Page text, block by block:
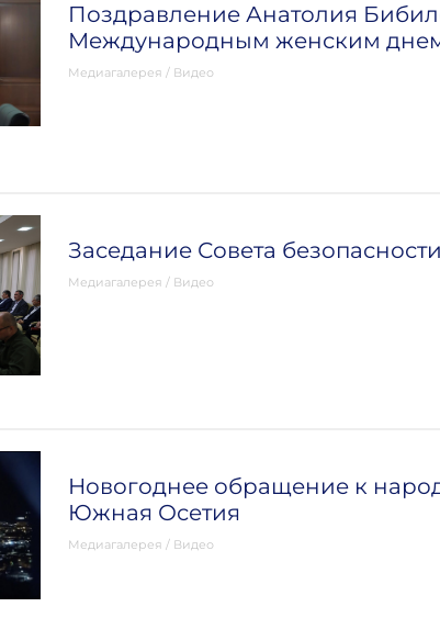
Поздравление Анатолия
Международным женским
Медиагалерея / Видео
Заседание Совета безопасности
Медиагалерея / Видео
Новогоднее обращение к
Южная Осетия
Медиагалерея / Видео